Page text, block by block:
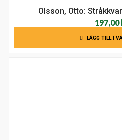
Olsson, Otto:
197,00
LÄGG TILL I